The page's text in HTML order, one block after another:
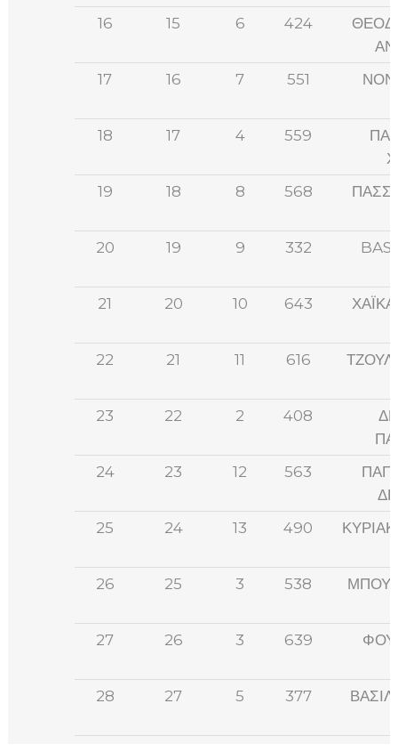
16
15 6 424
17
16 7 551
18 17 4 559
19
18 8 568
20 19 9 332
21
20 10 643
22 21 11 616
23 22 2 408
24
23 12 563
25
24 13 490
26 25 3 538
27 26 3 639
28 27 5 377